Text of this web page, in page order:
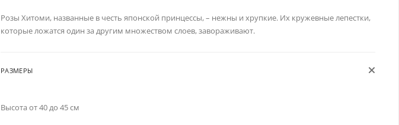
Розы Хитоми, названные в честь японской принцессы, – нежны и хрупкие. Их кружевные лепестки,
которые ложатся один за другим множеством слоев, завораживают.
РАЗМЕРЫ
Высота от 40 до 45 см